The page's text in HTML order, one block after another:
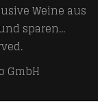
Weine aus
sparen...
GmbH